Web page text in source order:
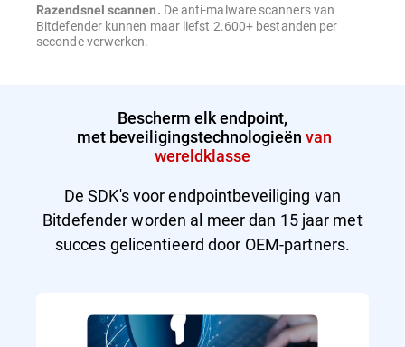
Razendsnel scannen. De anti-malware scanners van
Bitdefender kunnen maar liefst 2.600+ bestanden per
seconde verwerken.
Bescherm elk endpoint,
met beveiligingstechnologieën van
wereldklasse
De SDK's voor endpointbeveiliging van
Bitdefender worden al meer dan 15 jaar met
succes gelicentieerd door OEM-partners.